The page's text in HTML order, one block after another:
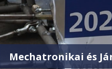
Mechatronikai és